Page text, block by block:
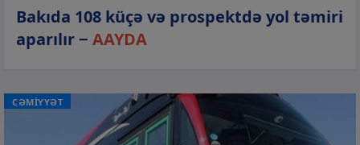
Bakıda 108 küçə və prospektdə yol təmiri
aparılır − AAYDA
CƏMİYYƏT